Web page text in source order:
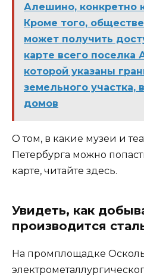
Алешино, конкретно
Кроме того,
может получить
карте всего поселка
которой указаны
земельного участка,
домов
О том, в какие музеи и
Петербурга можно
карте, читайте здесь.
Увидеть, как
производится
На промплощадке